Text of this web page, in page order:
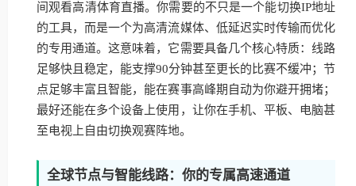
间观看高清体育直播。你需要的不只是一个能切换IP地址
的工具，而是一个为高清流媒体、低延迟实时传输而优化
的专用通道。这意味着，它需要具备几个核心特质：线路
足够快且稳定，能支撑90分钟甚至更长的比赛不缓冲；节
点足够丰富且智能，能在赛事高峰期自动为你避开拥堵；
最好还能在多个设备上使用，让你在手机、平板、电脑甚
至电视上自由切换观赛阵地。
全球节点与智能线路：你的专属高速通道